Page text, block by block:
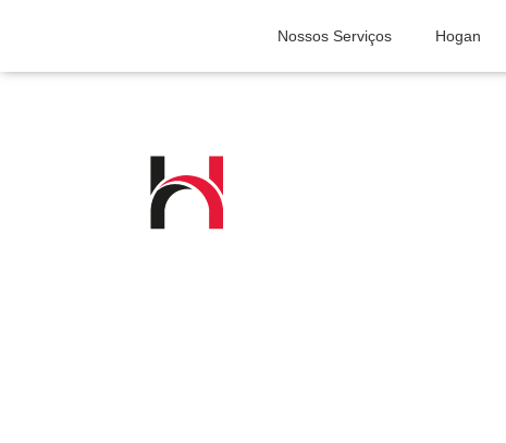
Nossos Serviços Hogan